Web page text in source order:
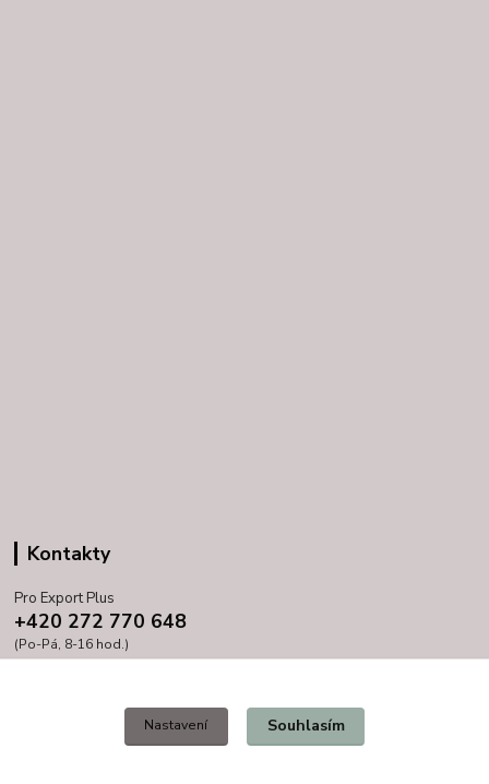
Kontakty
Pro Export Plus
+420 272 770 648
(Po-Pá, 8-16 hod.)
Nastavení Souhlasím